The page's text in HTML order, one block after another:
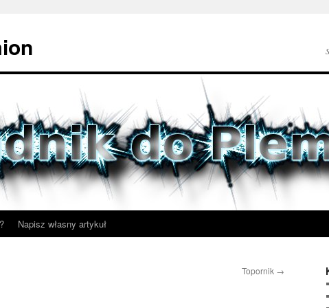
Napisz własny artykuł
Topornik →